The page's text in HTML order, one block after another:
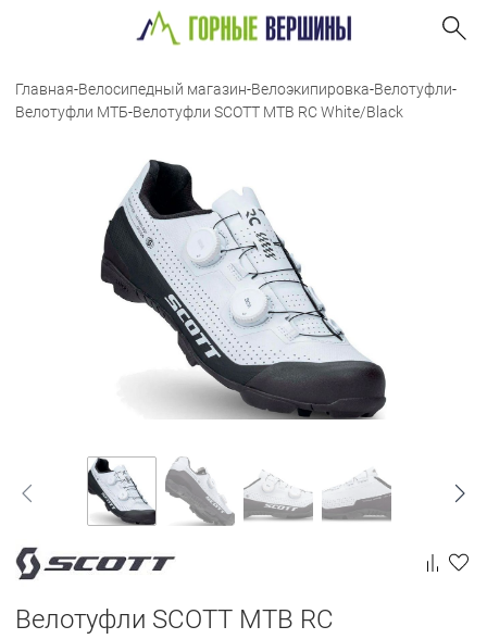
Главная-Велосипедный магазин-Велоэкипировка-Велотуфли-
Велотуфли МТБ-Велотуфли SCOTT MTB RC White/Black
Велотуфли SCOTT MTB RC